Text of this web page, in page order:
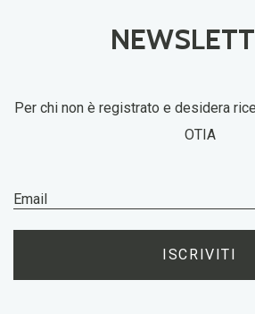
Per chi non è registrato e desidera
OTIA
ISCRIVITI